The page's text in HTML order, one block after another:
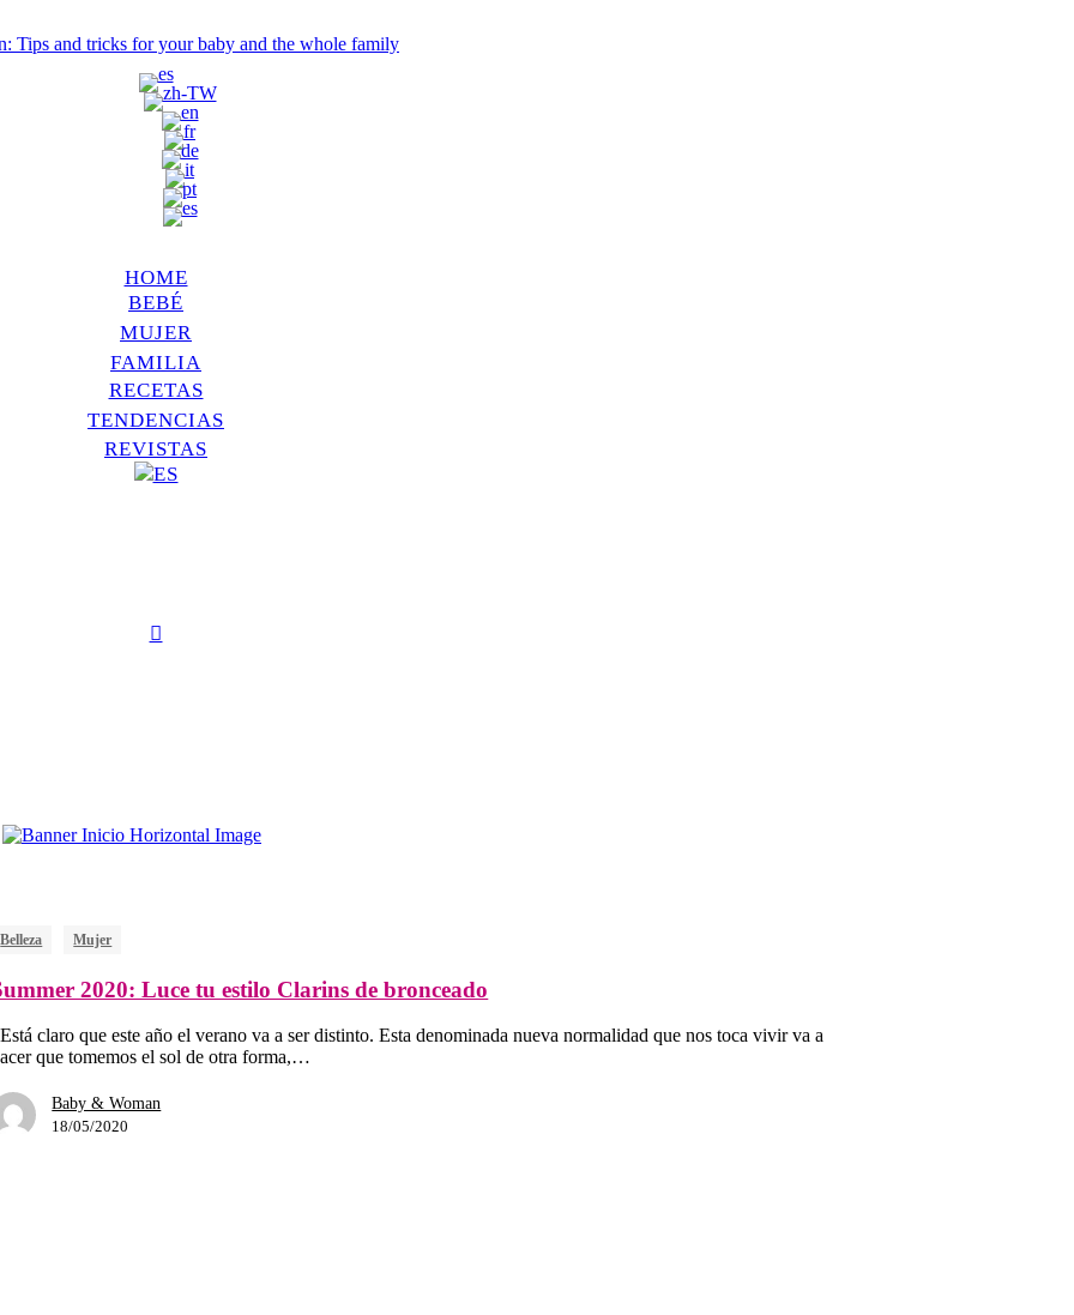
HOME
BEBÉ
MUJER
FAMILIA
RECETAS
TENDENCIAS
REVISTAS
FACEBOOK
Belleza Mujer
2020: Luce tu estilo Clarins de bronceado
claro que este año el verano va a ser distinto. Esta denominada nueva normalidad que nos toca vivir va a
que tomemos el sol de otra forma,…
Baby & Woman
18/05/2020